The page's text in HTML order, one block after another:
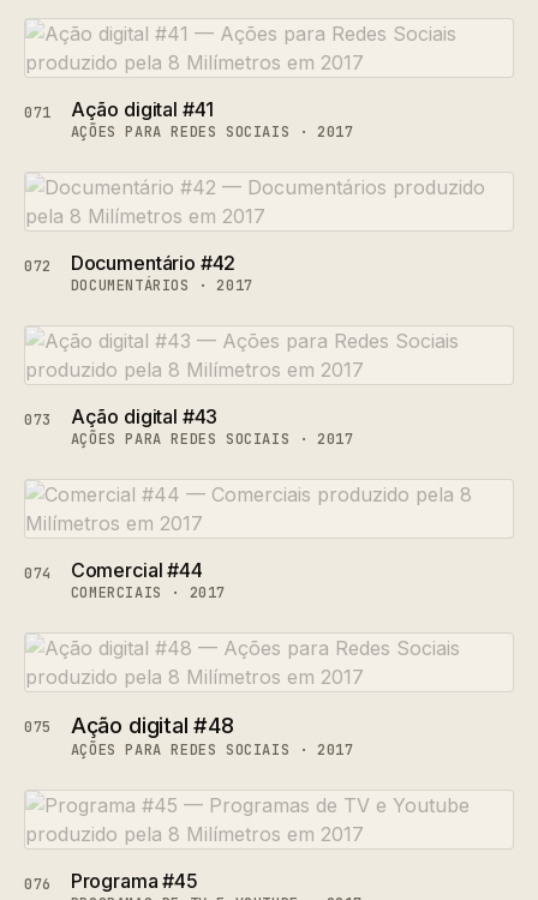
071 Ação digital #41
AÇÕES PARA REDES SOCIAIS · 2017
072 Documentário #42
DOCUMENTÁRIOS · 2017
073 Ação digital #43
AÇÕES PARA REDES SOCIAIS · 2017
074 Comercial #44
COMERCIAIS · 2017
075 Ação digital #48
AÇÕES PARA REDES SOCIAIS · 2017
076 Programa #45